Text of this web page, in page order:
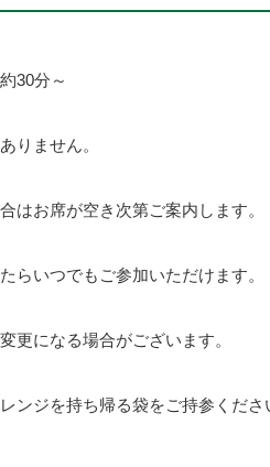
30分～
りません。
はお席が空き次第ご案内します。
らいつでもご参加いただけます。
更になる場合がございます。
ンジを持ち帰る袋をご持参くださ